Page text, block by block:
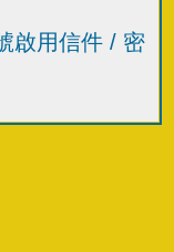
啟用信件 / 密